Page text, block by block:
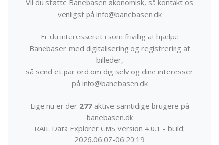
Vil du støtte Banebasen økonomisk, så kontakt os
venligst på info@banebasen.dk
Er du interesseret i som frivillig at hjælpe
Banebasen med digitalisering og registrering af
billeder,
så send et par ord om dig selv og dine interesser
på info@banebasen.dk
Lige nu er der 277aktive samtidige brugere på
banebasen.dk
RAIL Data Explorer CMS Version 4.0.1 - build:
2026.06.07-06:20:19